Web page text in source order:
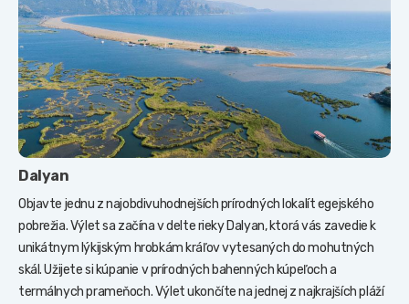
Dalyan
Objavte jednu z najobdivuhodnejších prírodných lokalít egejského
pobrežia. Výlet sa začína v delte rieky Dalyan, ktorá vás zavedie k
unikátnym lýkijským hrobkám kráľov vytesaných do mohutných
skál. Užijete si kúpanie v prírodných bahenných kúpeľoch a
termálnych prameňoch. Výlet ukončíte na jednej z najkrajších pláží